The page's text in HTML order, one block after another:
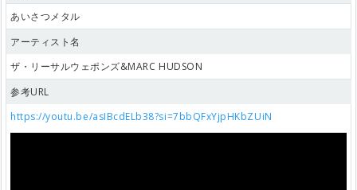
あいさつメタル
アーティスト名
ザ・リーサルウェポンズ&MARC HUDSON
参考URL
https://youtu.be/asIBcdELb38?si=7bbQFxYjpHKbZUiN